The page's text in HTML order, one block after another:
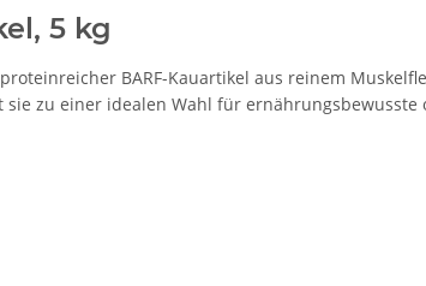
5 kg
BARF-Kauartikel aus reinem
zu einer idealen Wahl für